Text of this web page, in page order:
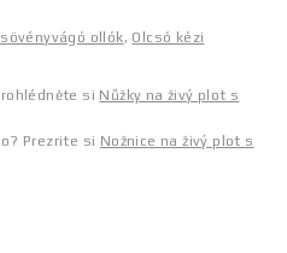
ollók, Olcsó kézi
si Nůžky na živý plot s
Prezrite si Nožnice na živý plot s